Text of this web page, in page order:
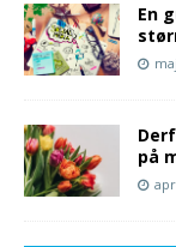
En
på